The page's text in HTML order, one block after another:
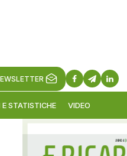
E STATISTICHE VIDEO